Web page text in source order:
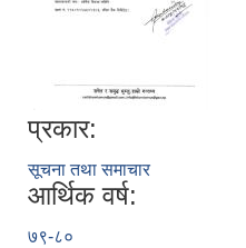
प्रकार:
सूचना तथा समाचार
आर्थिक वर्ष:
७९-८०